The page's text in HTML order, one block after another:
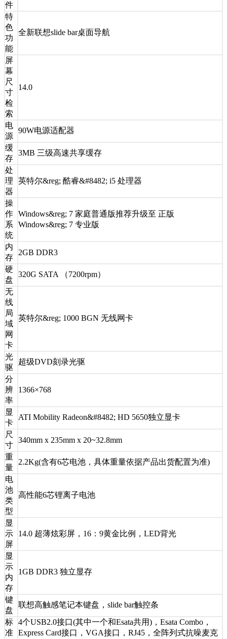
件
特
色
功
能
全新联想slide bar桌面导航
屏
幕
尺
寸
检
索
14.0
电
源
90W电源适配器
缓
存
3MB 三级高速共享缓存
处
理
器
英特尔&reg; 酷睿&#8482; i5 处理器
操
作
系
统
Windows&reg; 7 家庭普通版推荐升级至 正版
Windows&reg; 7 专业版
内
存
2GB DDR3
硬
盘
320G SATA （7200rpm）
无
线
局
域
网
卡
英特尔&reg; 1000 BGN 无线网卡
光
驱
超级DVD刻录光驱
分
辨
率
1366×768
显
卡
ATI Mobility Radeon&#8482; HD 5650独立显卡
尺
寸
340mm x 235mm x 20~32.8mm
重
量
2.2Kg(含有6芯电池，具体重量依据产品出货配置为准)
电
池
类
型
高性能6芯锂离子电池
显
示
屏
14.0 超薄炫彩屏，16：9黄金比例，LED背光
显
示
内
存
1GB DDR3 独立显存
键
盘
联想高触感笔记本键盘，slide bar触控条
标
准
4个USB2.0接口(其中一个和Esata共用)，Esata Combo，
Express Card接口，VGA接口，RJ45，全阵列式抗噪麦克